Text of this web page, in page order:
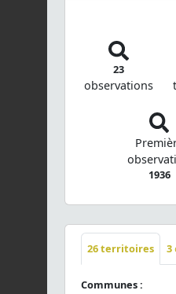
23
observations
1936
26territoires 3
Communes :